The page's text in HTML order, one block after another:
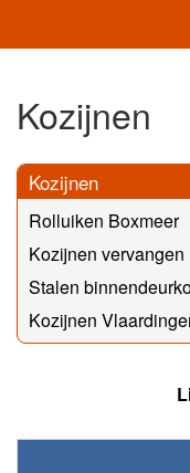
Kozijnen
Kozijnen
Rolluiken Boxmeer
Kozijnen vervangen
Stalen
Kozijnen